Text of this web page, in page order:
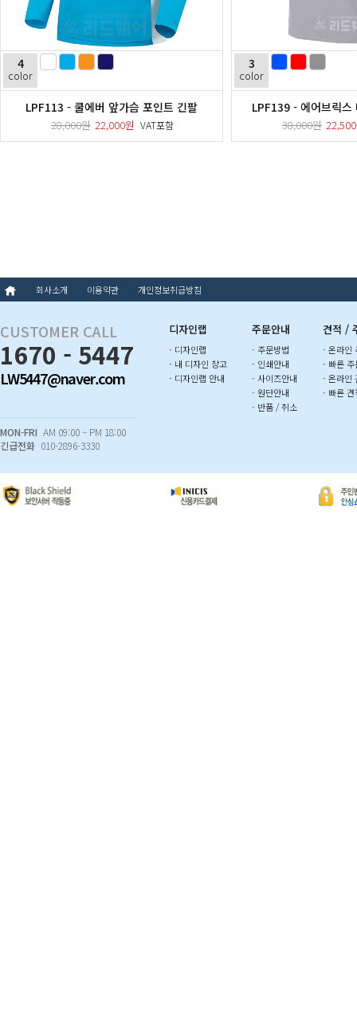
4
color
LPF113 - 쿨에버 앞가슴 포인트 긴팔
28,000원 22,000원 VAT포함
3
color
LPF139 - 에어브릭스
38,000원
회사소개 이용약관 개인정보취급방침
CUSTOMER CALL
1670 - 5447
LW5447@naver.com
MON-FRI AM 09:00 ~ PM 18:00
긴급전화 010-2896-3330
디자인랩
- 디자인랩
- 내 디자인 창고
- 디자인랩 안내
주문안내
- 주문방법
- 인쇄안내
- 사이즈안내
- 원단안내
- 반품 / 취소
견적 /
- 온라인
- 빠른 주
- 온라인
- 빠른 견